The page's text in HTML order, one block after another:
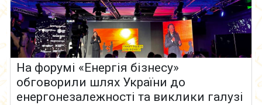
На форумі «Енергія бізнесу»
обговорили шлях України до
енергонезалежності та виклики галузі